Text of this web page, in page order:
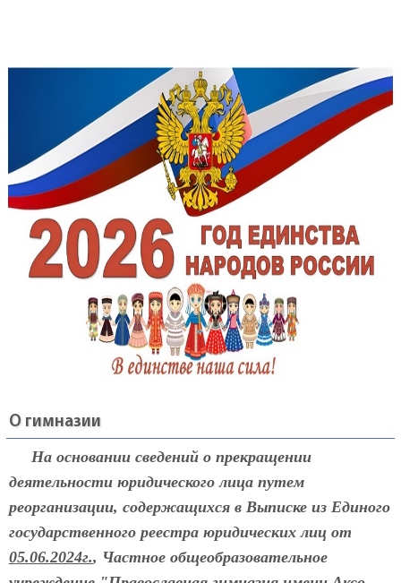
О гимназии
На основании сведений о прекращении
деятельности юридического лица путем
реорганизации, содержащихся в Выписке из Единого
государственного реестра юридических лиц от
05.06.2024г., Частное общеобразовательное